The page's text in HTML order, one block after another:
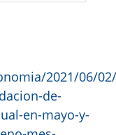
2021/06/
de-
en-mayo-y-